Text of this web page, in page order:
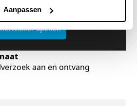
Aanpassen
openen
aan en ontvang